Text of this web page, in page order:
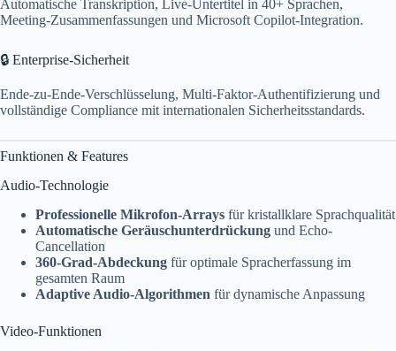
Automatische Transkription, Live-Untertitel in 40+ Sprachen,
Meeting-Zusammenfassungen und Microsoft Copilot-Integration.
🔒 Enterprise-Sicherheit
Ende-zu-Ende-Verschlüsselung, Multi-Faktor-Authentifizierung und
vollständige Compliance mit internationalen Sicherheitsstandards.
Funktionen & Features
Audio-Technologie
Professionelle Mikrofon-Arrays für kristallklare Sprachqualität
Automatische Geräuschunterdrückung und Echo-
Cancellation
360-Grad-Abdeckung für optimale Spracherfassung im
gesamten Raum
Adaptive Audio-Algorithmen für dynamische Anpassung
Video-Funktionen